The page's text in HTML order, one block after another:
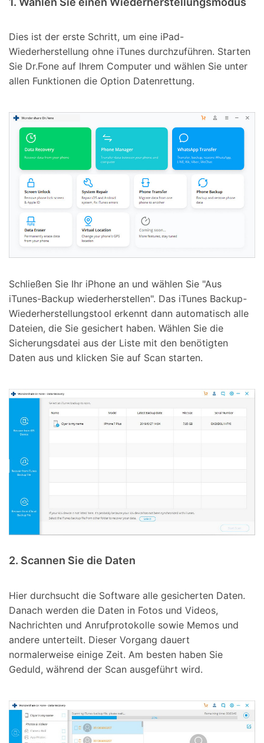
Dies ist der erste Schritt, um eine iPad-
Wiederherstellung ohne iTunes durchzuführen. Starten
Sie Dr.Fone auf Ihrem Computer und wählen Sie unter
allen Funktionen die Option Datenrettung.
Schließen Sie Ihr iPhone an und wählen Sie "Aus
iTunes-Backup wiederherstellen". Das iTunes Backup-
Wiederherstellungstool erkennt dann automatisch alle
Dateien, die Sie gesichert haben. Wählen Sie die
Sicherungsdatei aus der Liste mit den benötigten
Daten aus und klicken Sie auf Scan starten.
2. Scannen Sie die Daten
Hier durchsucht die Software alle gesicherten Daten.
Danach werden die Daten in Fotos und Videos,
Nachrichten und Anrufprotokolle sowie Memos und
andere unterteilt. Dieser Vorgang dauert
normalerweise einige Zeit. Am besten haben Sie
Geduld, während der Scan ausgeführt wird.